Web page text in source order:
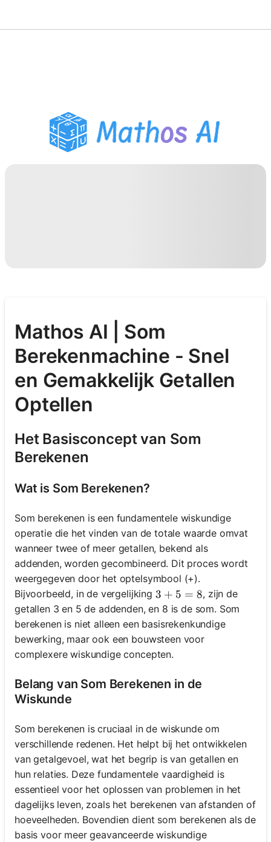
PDF Huiswerk Helper
Studietools
Mathos AI | Som
Berekenmachine - Snel
en Gemakkelijk Getallen
Optellen
Het Basisconcept van Som
Berekenen
Wat is Som Berekenen?
Som berekenen is een fundamentele wiskundige
operatie die het vinden van de totale waarde omvat
wanneer twee of meer getallen, bekend als
addenden, worden gecombineerd. Dit proces wordt
weergegeven door het optelsymbool (+).
Bijvoorbeeld, in de vergelijking 3 + 5 = 8
3 + 5 = 8, zijn de
getallen 3 en 5 de addenden, en 8 is de som. Som
berekenen is niet alleen een basisrekenkundige
bewerking, maar ook een bouwsteen voor
complexere wiskundige concepten.
Belang van Som Berekenen in de
Wiskunde
Som berekenen is cruciaal in de wiskunde om
verschillende redenen. Het helpt bij het ontwikkelen
van getalgevoel, wat het begrip is van getallen en
hun relaties. Deze fundamentele vaardigheid is
essentieel voor het oplossen van problemen in het
dagelijks leven, zoals het berekenen van afstanden of
hoeveelheden. Bovendien dient som berekenen als de
basis voor meer geavanceerde wiskundige